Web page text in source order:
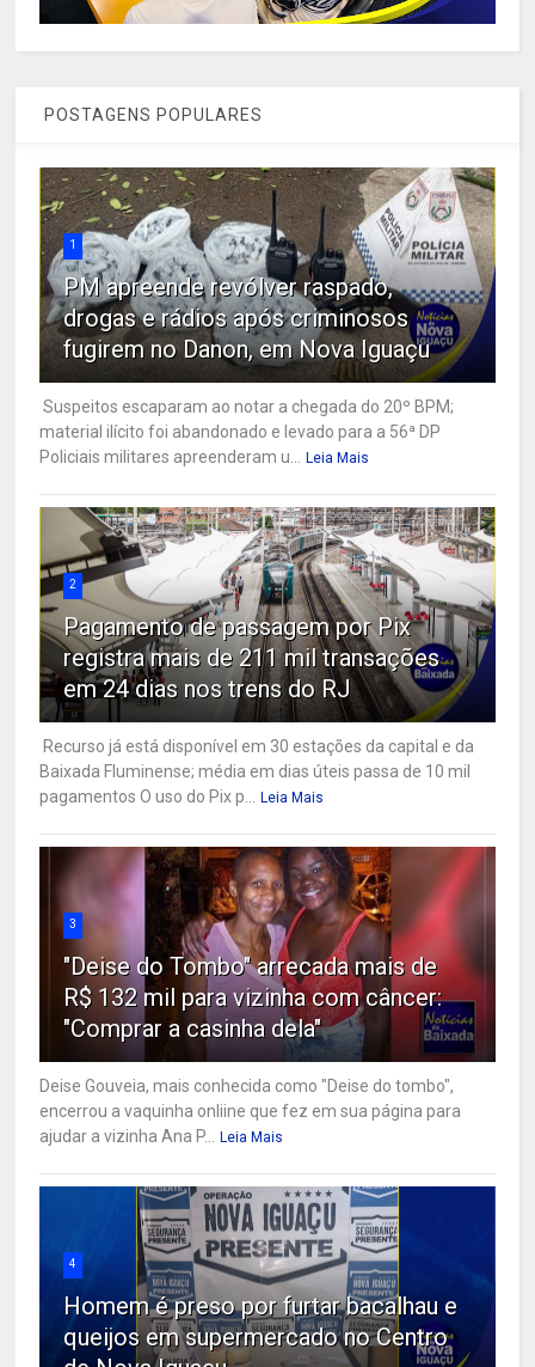
POSTAGENS POPULARES
1
PM apreende revólver raspado,
drogas e rádios após criminosos
fugirem no Danon, em Nova Iguaçu
Suspeitos escaparam ao notar a chegada do 20º BPM;
material ilícito foi abandonado e levado para a 56ª DP
Policiais militares apreenderam u...
Leia Mais
2
Pagamento de passagem por Pix
registra mais de 211 mil transações
em 24 dias nos trens do RJ
Recurso já está disponível em 30 estações da capital e da
Baixada Fluminense; média em dias úteis passa de 10 mil
pagamentos O uso do Pix p...
Leia Mais
3
"Deise do Tombo" arrecada mais de
R$ 132 mil para vizinha com câncer:
"Comprar a casinha dela"
Deise Gouveia, mais conhecida como "Deise do tombo",
encerrou a vaquinha onliine que fez em sua página para
ajudar a vizinha Ana P...
Leia Mais
4
Homem é preso por furtar bacalhau e
queijos em supermercado no Centro